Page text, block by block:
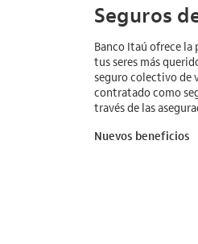
Seguros
Banco Itaú ofrece
tus seres más
seguro colectivo de
contratado como
través de las
Nuevos beneficios